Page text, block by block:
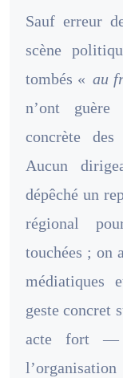
Sauf erreur
scène
tombés « au
n’ont guère
concrète des
Aucun
dépêché un
régional
touchées ; on
médiatiques
geste concret
acte fort —